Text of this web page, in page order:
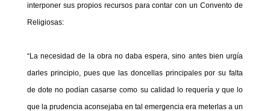
interponer sus propios recursos para contar con un Convento de
Religiosas:
“La necesidad de la obra no daba espera, sino antes bien urgía
darles principio, pues que las doncellas principales por su falta
de dote no podían casarse como su calidad lo requería y que lo
que la prudencia aconsejaba en tal emergencia era meterlas a un